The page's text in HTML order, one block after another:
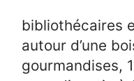
bibliothécaires
autour d’une
gourmandises,